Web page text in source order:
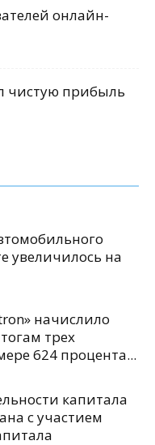
онлайн-
чистую прибыль
увеличилось на
начислило
трех
624 процента...
капитала
с участием